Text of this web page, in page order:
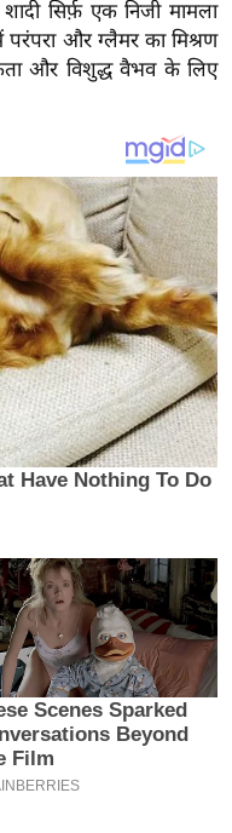
सिर्फ़ एक निजी मामला
परंपरा और ग्लैमर का मिश्रण
और विशुद्ध वैभव के लिए